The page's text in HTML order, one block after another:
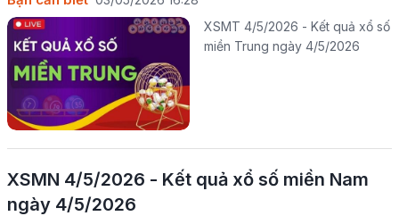
XSMT 4/5/2026 - Kết quả xổ số
miền Trung ngày 4/5/2026
XSMN 4/5/2026 - Kết quả xổ số miền Nam
ngày 4/5/2026